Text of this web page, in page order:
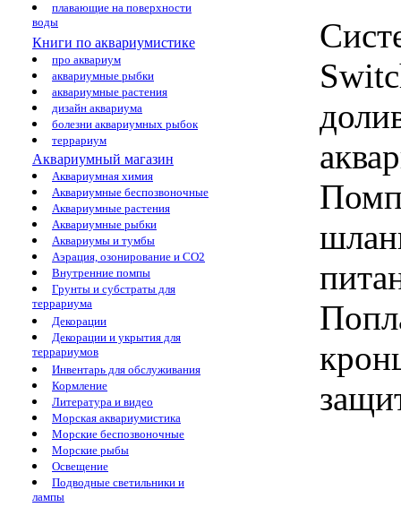
плавающие на поверхности
воды
Книги по аквариумистике
про аквариум
аквариумные рыбки
аквариумные растения
дизайн аквариума
болезни аквариумных рыбок
террариум
Аквариумный магазин
Аквариумная химия
Аквариумные беспозвоночные
Аквариумные растения
Аквариумные рыбки
Аквариумы и тумбы
Аэрация, озонирование и CO2
Внутренние помпы
Грунты и субстраты для
террариума
Декорации
Декорации и укрытия для
террариумов
Инвентарь для обслуживания
Кормление
Литература и видео
Морская аквариумистика
Морские беспозвоночные
Морские рыбы
Освещение
Подводные светильники и
лампы